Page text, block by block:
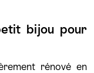
bijou pour
rénové en